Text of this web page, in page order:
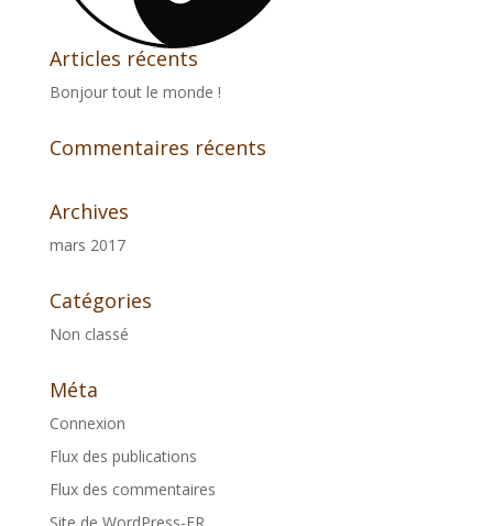
Articles récents
Bonjour tout le monde !
Commentaires récents
Archives
mars 2017
Catégories
Non classé
Méta
Connexion
Flux des publications
Flux des commentaires